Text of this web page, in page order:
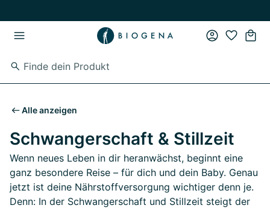
Alle anzeigen
Schwangerschaft & Stillzeit
Wenn neues Leben in dir heranwächst, beginnt eine
ganz besondere Reise – für dich und dein Baby. Genau
jetzt ist deine Nährstoffversorgung wichtiger denn je.
Denn: In der Schwangerschaft und Stillzeit steigt der